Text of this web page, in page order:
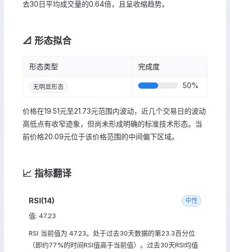
去30日平均成交量的0.64倍，且呈收缩趋势。
📐 形态拟合
形态类型 完成度
无明显形态 50%
价格在19.51元至21.73元范围内波动，近几个交易日的波动
高低点有收窄迹象，但尚未形成明确的标准技术形态。当
前价格20.09元位于该价格范围的中间偏下区域。
📈 指标翻译
RSI(14) 中性
值: 47.23
RSI 当前值为 47.23。处于过去30天数据的第23.3百分位
（即约77%的时间RSI值高于当前值）。过去30天RSI均值